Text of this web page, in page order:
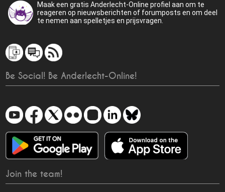
Maak een gratis Anderlecht-Online profiel aan om te
reageren op nieuwsberichten of forumposts en om deel
te nemen aan spelletjes en prijsvragen.
Be Social! Be Anderlecht-Online!
Join the team!